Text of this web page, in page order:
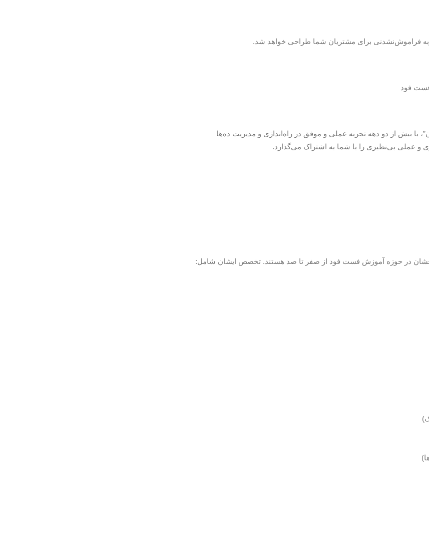
فراموش‌نشدنی برای مشتریان شما طراحی خواهد شد.
فود
بیش از دو دهه تجربه عملی و موفق در راه‌اندازی و مدیریت ده‌ها
عملی بی‌نظیری را با شما به اشتراک می‌گذارد.
در حوزه آموزش فست فود از صفر تا صد هستند. تخصص ایشان شامل: